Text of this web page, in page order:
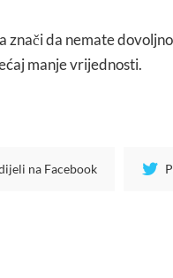
znači da nemate
manje vrijednosti.
na Facebook